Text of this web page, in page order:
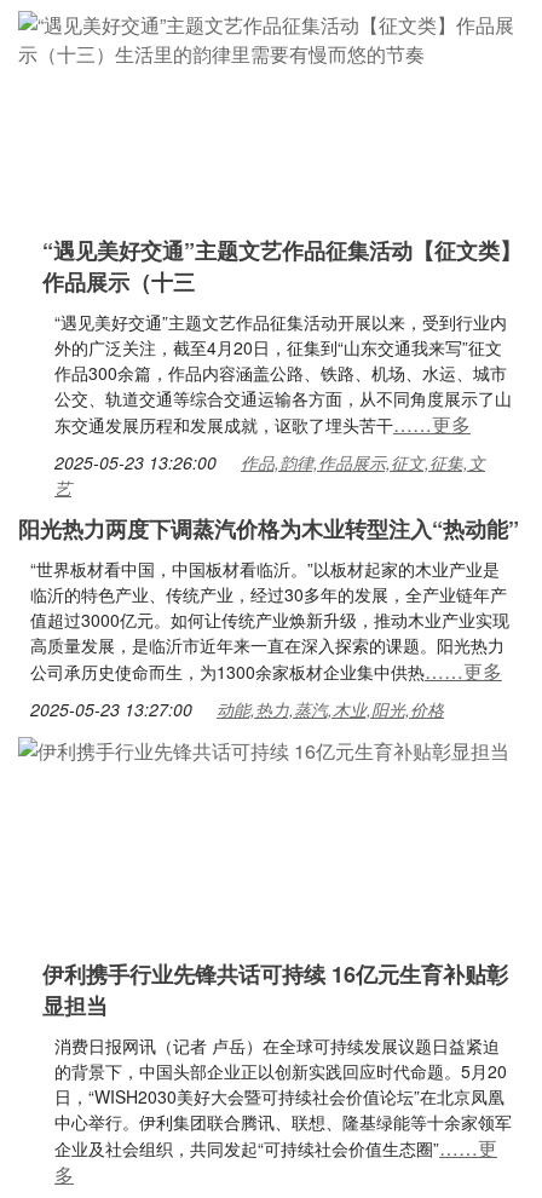
“遇见美好交通”主题文艺作品征集活动【征文类】
作品展示（十三
“遇见美好交通”主题文艺作品征集活动开展以来，受到行业内
外的广泛关注，截至4月20日，征集到“山东交通我来写”征文
作品300余篇，作品内容涵盖公路、铁路、机场、水运、城市
公交、轨道交通等综合交通运输各方面，从不同角度展示了山
东交通发展历程和发展成就，讴歌了埋头苦干……更多
2025-05-23 13:26:00
作品,韵律,作品展示,征文,征集,文
艺
阳光热力两度下调蒸汽价格为木业转型注入“热动能”
“世界板材看中国，中国板材看临沂。”以板材起家的木业产业是
临沂的特色产业、传统产业，经过30多年的发展，全产业链年产
值超过3000亿元。如何让传统产业焕新升级，推动木业产业实现
高质量发展，是临沂市近年来一直在深入探索的课题。阳光热力
公司承历史使命而生，为1300余家板材企业集中供热……更多
2025-05-23 13:27:00 动能,热力,蒸汽,木业,阳光,价格
伊利携手行业先锋共话可持续 16亿元生育补贴彰
显担当
消费日报网讯（记者 卢岳）在全球可持续发展议题日益紧迫
的背景下，中国头部企业正以创新实践回应时代命题。5月20
日，“WISH2030美好大会暨可持续社会价值论坛”在北京凤凰
中心举行。伊利集团联合腾讯、联想、隆基绿能等十余家领军
企业及社会组织，共同发起“可持续社会价值生态圈”……更
多